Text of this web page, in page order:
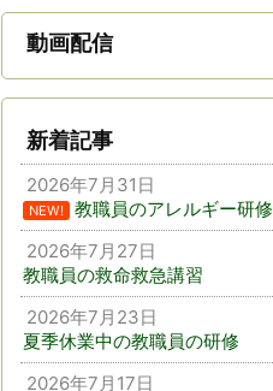
動画配信
新着記事
2026年7月31日
NEW!
教職員のアレルギー研修
2026年7月27日
教職員の救命救急講習
2026年7月23日
夏季休業中の教職員の研修
2026年7月17日